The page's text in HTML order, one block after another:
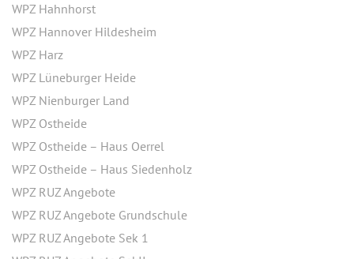
WPZ Hahnhorst
WPZ Hannover Hildesheim
WPZ Harz
WPZ Lüneburger Heide
WPZ Nienburger Land
WPZ Ostheide
WPZ Ostheide – Haus Oerrel
WPZ Ostheide – Haus Siedenholz
WPZ RUZ Angebote
WPZ RUZ Angebote Grundschule
WPZ RUZ Angebote Sek 1